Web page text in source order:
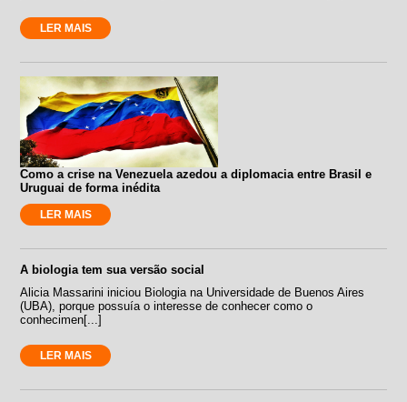
LER MAIS
Como a crise na Venezuela azedou a diplomacia entre Brasil e
Uruguai de forma inédita
LER MAIS
A biologia tem sua versão social
Alicia Massarini iniciou Biologia na Universidade de Buenos Aires
(UBA), porque possuía o interesse de conhecer como o
conhecimen[...]
LER MAIS